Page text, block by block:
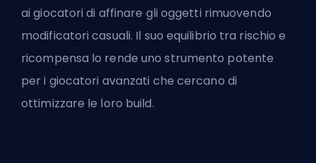
ai giocatori di affinare gli oggetti rimuovendo
modificatori casuali. Il suo equilibrio tra rischio e
ricompensa lo rende uno strumento potente
per i giocatori avanzati che cercano di
ottimizzare le loro build.